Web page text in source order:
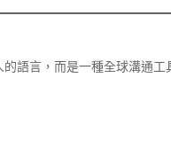
語言，而是一種全球溝通工